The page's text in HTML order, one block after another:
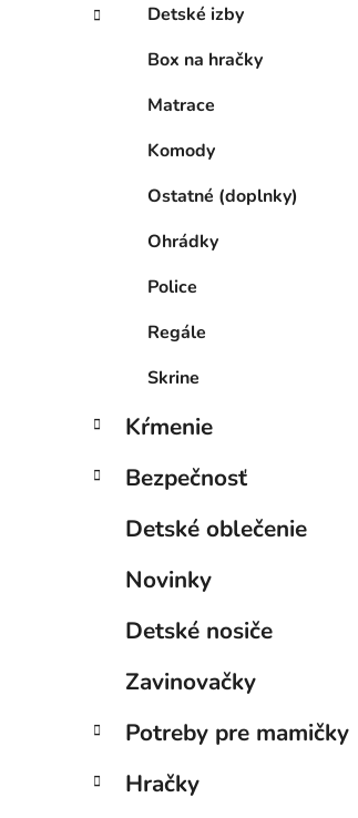
Detské izby
Box na hračky
Matrace
Komody
Ostatné (doplnky)
Ohrádky
Police
Regále
Skrine
Kŕmenie
Bezpečnosť
Detské oblečenie
Novinky
Detské nosiče
Zavinovačky
Potreby pre mamičky
Hračky